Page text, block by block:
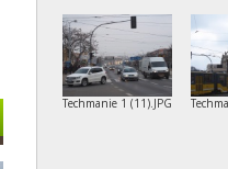
Techmanie 1 (11).JPG